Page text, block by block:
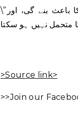
\”اظہار رائے کی آزادی پر پابندی کاؤنٹی میں افراتفری اور سیاسی اشتعال انگیزی کا باعث بنے گی، اور
>Source link>
>>Join our